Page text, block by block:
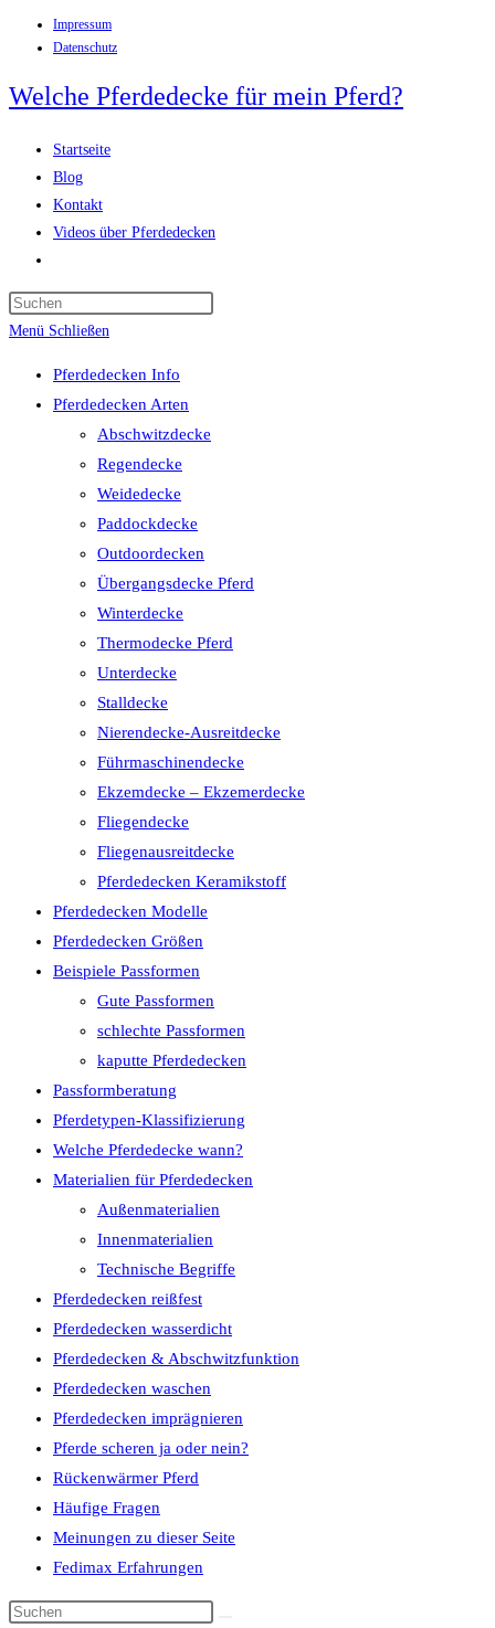
Inhalt
Impressum
Datenschutz
Welche Pferdedecke für mein Pferd?
Startseite
Blog
Kontakt
Videos über Pferdedecken
umschalten
Menü Schließen
Pferdedecken Info
Pferdedecken Arten
Abschwitzdecke
Regendecke
Weidedecke
Paddockdecke
Outdoordecken
Übergangsdecke Pferd
Winterdecke
Thermodecke Pferd
Unterdecke
Stalldecke
Nierendecke-Ausreitdecke
Führmaschinendecke
Ekzemdecke – Ekzemerdecke
Fliegendecke
Fliegenausreitdecke
Pferdedecken Keramikstoff
Pferdedecken Modelle
Pferdedecken Größen
Beispiele Passformen
Gute Passformen
schlechte Passformen
kaputte Pferdedecken
Passformberatung
Pferdetypen-Klassifizierung
Welche Pferdedecke wann?
Materialien für Pferdedecken
Außenmaterialien
Innenmaterialien
Technische Begriffe
Pferdedecken reißfest
Pferdedecken wasserdicht
Pferdedecken & Abschwitzfunktion
Pferdedecken waschen
Pferdedecken imprägnieren
Pferde scheren ja oder nein?
Rückenwärmer Pferd
Häufige Fragen
Meinungen zu dieser Seite
Fedimax Erfahrungen
Diese